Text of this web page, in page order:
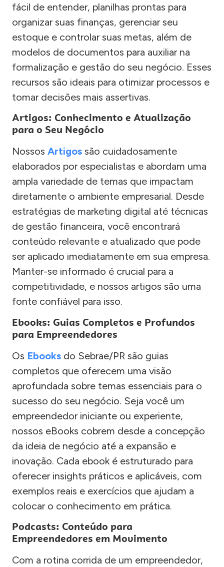
fácil de entender, planilhas prontas para
organizar suas finanças, gerenciar seu
estoque e controlar suas metas, além de
modelos de documentos para auxiliar na
formalização e gestão do seu negócio. Esses
recursos são ideais para otimizar processos e
tomar decisões mais assertivas.
Artigos: Conhecimento e Atualização
para o Seu Negócio
Nossos Artigos são cuidadosamente
elaborados por especialistas e abordam uma
ampla variedade de temas que impactam
diretamente o ambiente empresarial. Desde
estratégias de marketing digital até técnicas
de gestão financeira, você encontrará
conteúdo relevante e atualizado que pode
ser aplicado imediatamente em sua empresa.
Manter-se informado é crucial para a
competitividade, e nossos artigos são uma
fonte confiável para isso.
Ebooks: Guias Completos e Profundos
para Empreendedores
Os Ebooks do Sebrae/PR são guias
completos que oferecem uma visão
aprofundada sobre temas essenciais para o
sucesso do seu negócio. Seja você um
empreendedor iniciante ou experiente,
nossos eBooks cobrem desde a concepção
da ideia de negócio até a expansão e
inovação. Cada ebook é estruturado para
oferecer insights práticos e aplicáveis, com
exemplos reais e exercícios que ajudam a
colocar o conhecimento em prática.
Podcasts: Conteúdo para
Empreendedores em Movimento
Com a rotina corrida de um empreendedor,